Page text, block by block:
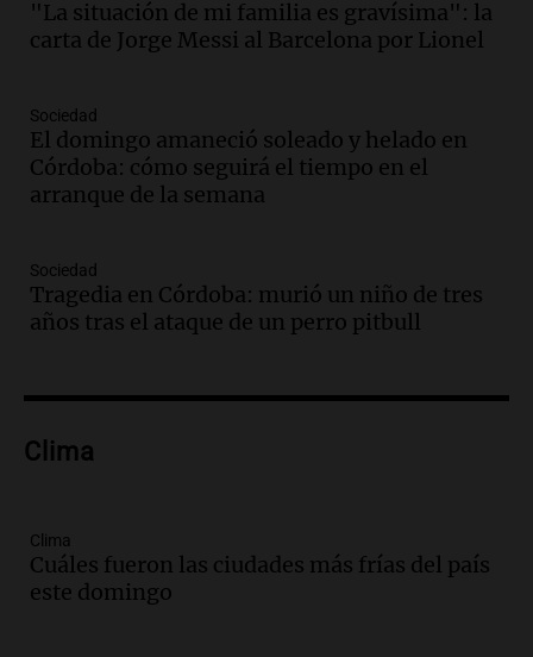
revolucionado por hinchas argentinos
Amamos los Domingos
Audio.
argentino regresa al país tras conflicto
con Brasil
Panorama Federal
Audio.
con fractura de tobillo en refugio Doña
Rosa
Panorama Federal
Audio.Amaycha del Valle avanza en
con nueva tecnología médica
aumentan tarifas del SUBTE en Buenos
Aires desde agosto
"La situación de mi familia es gravísima": la
carta de Jorge Messi al Barcelona por Lionel
Sociedad
El domingo amaneció soleado y helado en
Córdoba: cómo seguirá el tiempo en el
arranque de la semana
Sociedad
Tragedia en Córdoba: murió un niño de tres
años tras el ataque de un perro pitbull
Clima
Clima
Cuáles fueron las ciudades más frías del país
este domingo